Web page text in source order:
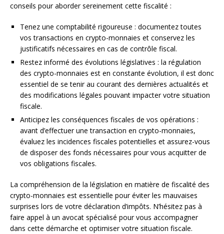
conseils pour aborder sereinement cette fiscalité :
Tenez une comptabilité rigoureuse : documentez toutes
vos transactions en crypto-monnaies et conservez les
justificatifs nécessaires en cas de contrôle fiscal.
Restez informé des évolutions législatives : la régulation
des crypto-monnaies est en constante évolution, il est donc
essentiel de se tenir au courant des dernières actualités et
des modifications légales pouvant impacter votre situation
fiscale.
Anticipez les conséquences fiscales de vos opérations :
avant d’effectuer une transaction en crypto-monnaies,
évaluez les incidences fiscales potentielles et assurez-vous
de disposer des fonds nécessaires pour vous acquitter de
vos obligations fiscales.
La compréhension de la législation en matière de fiscalité des
crypto-monnaies est essentielle pour éviter les mauvaises
surprises lors de votre déclaration d’impôts. N’hésitez pas à
faire appel à un avocat spécialisé pour vous accompagner
dans cette démarche et optimiser votre situation fiscale.